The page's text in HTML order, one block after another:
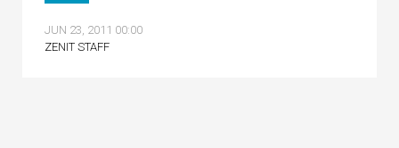
JUN 23, 2011 00:00
ZENIT STAFF